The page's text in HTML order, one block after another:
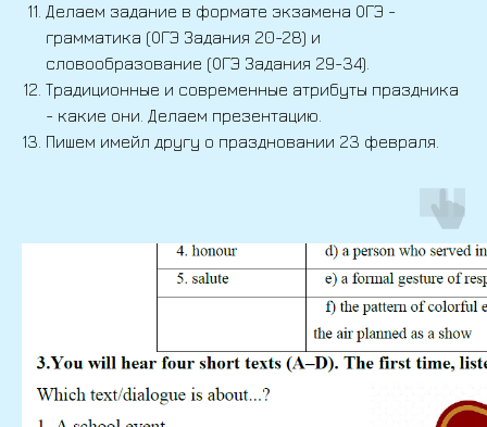
Делаем задание в формате экзамена ОГЭ -
грамматика (ОГЭ Задания 20-28) и
словообразование (ОГЭ Задания 29-34).
Традиционные и современные атрибуты праздника
- какие они. Делаем презентацию.
Пишем имейл другу о праздновании 23 февраля.